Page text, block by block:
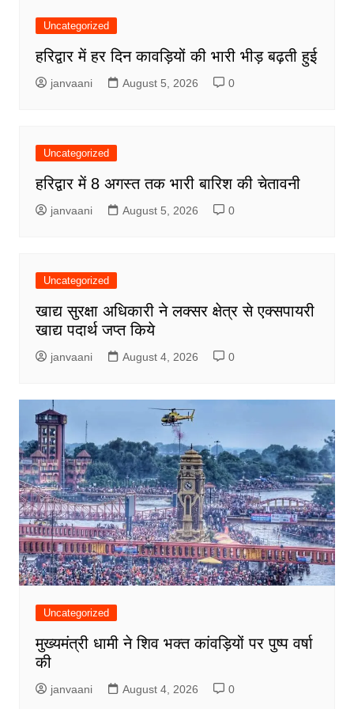
Uncategorized
हरिद्वार में हर दिन कावड़ियों की भारी भीड़ बढ़ती हुई
janvaani August 5, 2026 0
Uncategorized
हरिद्वार में 8 अगस्त तक भारी बारिश की चेतावनी
janvaani August 5, 2026 0
Uncategorized
खाद्य सुरक्षा अधिकारी ने लक्सर क्षेत्र से एक्सपायरी
खाद्य पदार्थ जप्त किये
janvaani August 4, 2026 0
Uncategorized
मुख्यमंत्री धामी ने शिव भक्त कांवड़ियों पर पुष्प वर्षा
की
janvaani August 4, 2026 0